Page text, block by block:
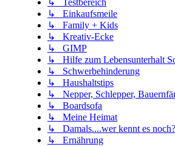
↳ Einkaufsmeile
↳ Family + Kids
↳ Kreativ-Ecke
↳ GIMP
↳ Hilfe zum Lebensunterhalt
↳ Schwerbehinderung
↳ Haushaltstips
↳ Nepper, Schlepper,
↳ Boardsofa
↳ Meine Heimat
↳ Damals....wer kennt es noch?
↳ Ernährung